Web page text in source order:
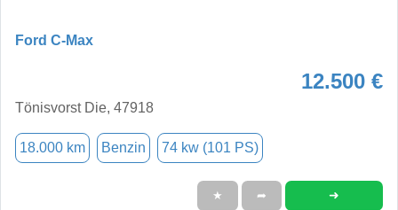
Ford C-Max
12.500 €
Tönisvorst Die, 47918
18.000 km Benzin 74 kw (101 PS)
★ ➦ ➜